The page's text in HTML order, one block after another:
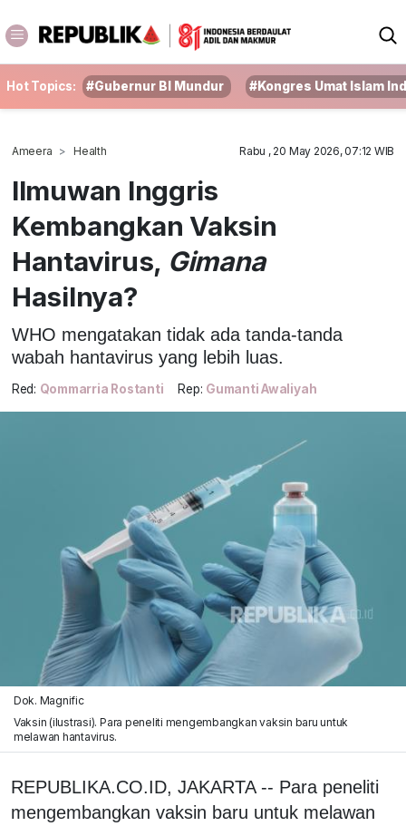
Hot Topics: #Gubernur BI Mundur #Kongres Umat Islam
Ameera Health Rabu , 20 May 2026, 07:12 WIB
Ilmuwan Inggris
Kembangkan Vaksin
Hantavirus, Gimana
Hasilnya?
WHO mengatakan tidak ada tanda-tanda
wabah hantavirus yang lebih luas.
Red: Qommarria Rostanti Rep: Gumanti Awaliyah
Dok. Magnific
Vaksin (ilustrasi). Para peneliti mengembangkan vaksin baru untuk
melawan hantavirus.
REPUBLIKA.CO.ID, JAKARTA -- Para peneliti
mengembangkan vaksin baru untuk melawan